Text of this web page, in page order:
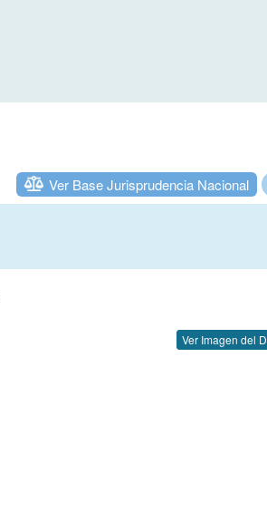
Ver Base Jurisprudencia Nacional
Ver Imagen del